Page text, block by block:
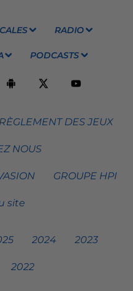
RADIO
PODCASTS
RÈGLEMENT DES JEUX
NOUS
GROUPE HPI
site
2024 2023
2022